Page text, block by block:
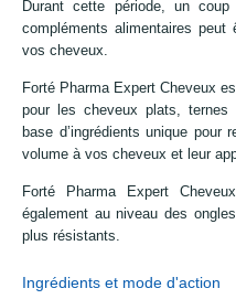
Durant cette période, un
compléments alimentaires peut
vos cheveux.
Forté Pharma Expert Cheveux
pour les cheveux plats,
base d’ingrédients unique pour
volume à vos cheveux et leur
Forté Pharma Expert
également au niveau des
plus résistants.
Ingrédients et mode d'action